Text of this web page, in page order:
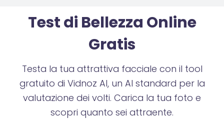
Test di Bellezza Online
Gratis
Testa la tua attrattiva facciale con il tool
gratuito di Vidnoz AI, un AI standard per la
valutazione dei volti. Carica la tua foto e
scopri quanto sei attraente.